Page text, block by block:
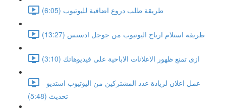
طريقة طلب دروع اضافية لليوتيوب (6:05)
طريقة استلام ارباح اليوتيوب من جوجل ادسنس (13:27)
ازى تمنع ظهور الاعلانات الاباحية على فيديوهاتك (3:10)
عمل اعلان لزيادة عدد المشتركين من اليوتيوب استديو -
تحديث (5:48)